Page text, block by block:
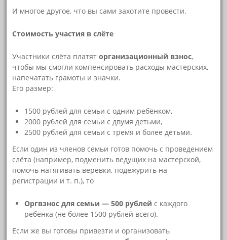
И многое другое, что вы сами захотите провести.
Стоимость участия в слёте
Участники слёта платяторганизационный взнос,
чтобы мы смогли компенсировать расходы мастерских,
напечатать грамоты и значки.
Его размер:
1500 рублей для семьи с одним ребёнком,
2000 рублей для семьи с двумя детьми,
2500 рублей для семьи с тремя и более детьми.
Если один из членов семьи готов помочь с проведением
слёта (например, подменить ведущих на мастерской,
помочь натягивать верёвки, подежурить на
регистрации и т. п.), то
Оргвзнос для семьи — 500 рублей с каждого
ребёнка (не более 1500 рублей всего).
Если же вы готовы привезти и организовать